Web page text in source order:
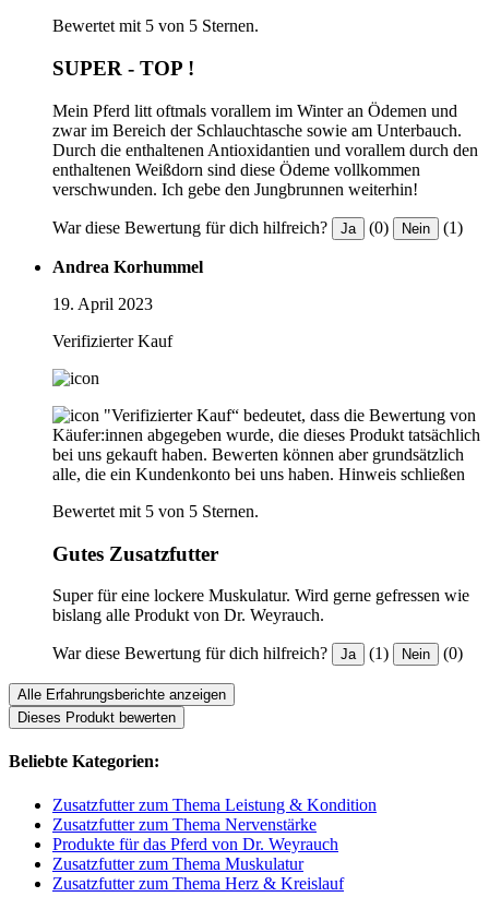
Bewertet mit 5 von 5 Sternen.
SUPER - TOP !
Mein Pferd litt oftmals vorallem im Winter an Ödemen und
zwar im Bereich der Schlauchtasche sowie am Unterbauch.
Durch die enthaltenen Antioxidantien und vorallem durch den
enthaltenen Weißdorn sind diese Ödeme vollkommen
verschwunden. Ich gebe den Jungbrunnen weiterhin!
War diese Bewertung für dich hilfreich? Ja (0) Nein (1)
Andrea Korhummel
19. April 2023
Verifizierter Kauf
"Verifizierter Kauf“ bedeutet, dass die Bewertung von
Käufer:innen abgegeben wurde, die dieses Produkt tatsächlich
bei uns gekauft haben. Bewerten können aber grundsätzlich
alle, die ein Kundenkonto bei uns haben. Hinweis schließen
Bewertet mit 5 von 5 Sternen.
Gutes Zusatzfutter
Super für eine lockere Muskulatur. Wird gerne gefressen wie
bislang alle Produkt von Dr. Weyrauch.
War diese Bewertung für dich hilfreich? Ja (1) Nein (0)
Alle Erfahrungsberichte anzeigen
Dieses Produkt bewerten
Beliebte Kategorien:
Zusatzfutter zum Thema Leistung & Kondition
Zusatzfutter zum Thema Nervenstärke
Produkte für das Pferd von Dr. Weyrauch
Zusatzfutter zum Thema Muskulatur
Zusatzfutter zum Thema Herz & Kreislauf